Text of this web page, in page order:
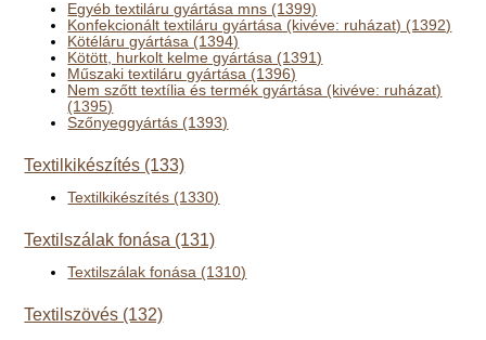
Egyéb textiláru gyártása mns (1399)
Konfekcionált textiláru gyártása (kivéve: ruházat) (1392)
Kötéláru gyártása (1394)
Kötött, hurkolt kelme gyártása (1391)
Műszaki textiláru gyártása (1396)
Nem szőtt textília és termék gyártása (kivéve: ruházat)
(1395)
Szőnyeggyártás (1393)
Textilkikészítés (133)
Textilkikészítés (1330)
Textilszálak fonása (131)
Textilszálak fonása (1310)
Textilszövés (132)